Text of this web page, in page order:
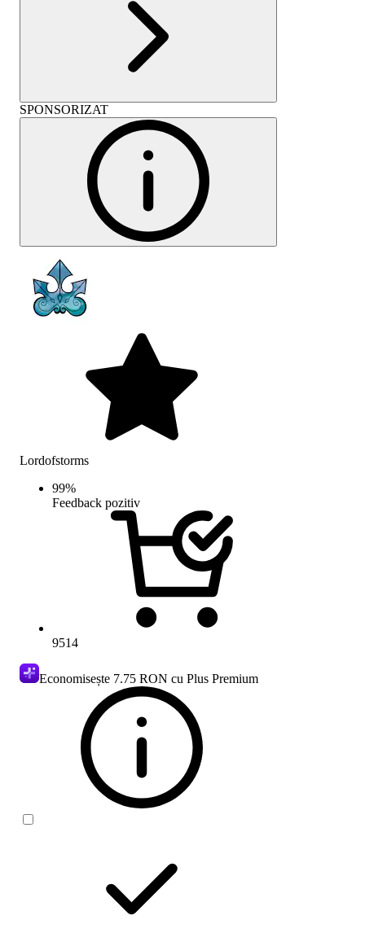
SPONSORIZAT
Lordofstorms
99%
Feedback pozitiv
9514
Economisește 7.75 RON cu Plus Premium